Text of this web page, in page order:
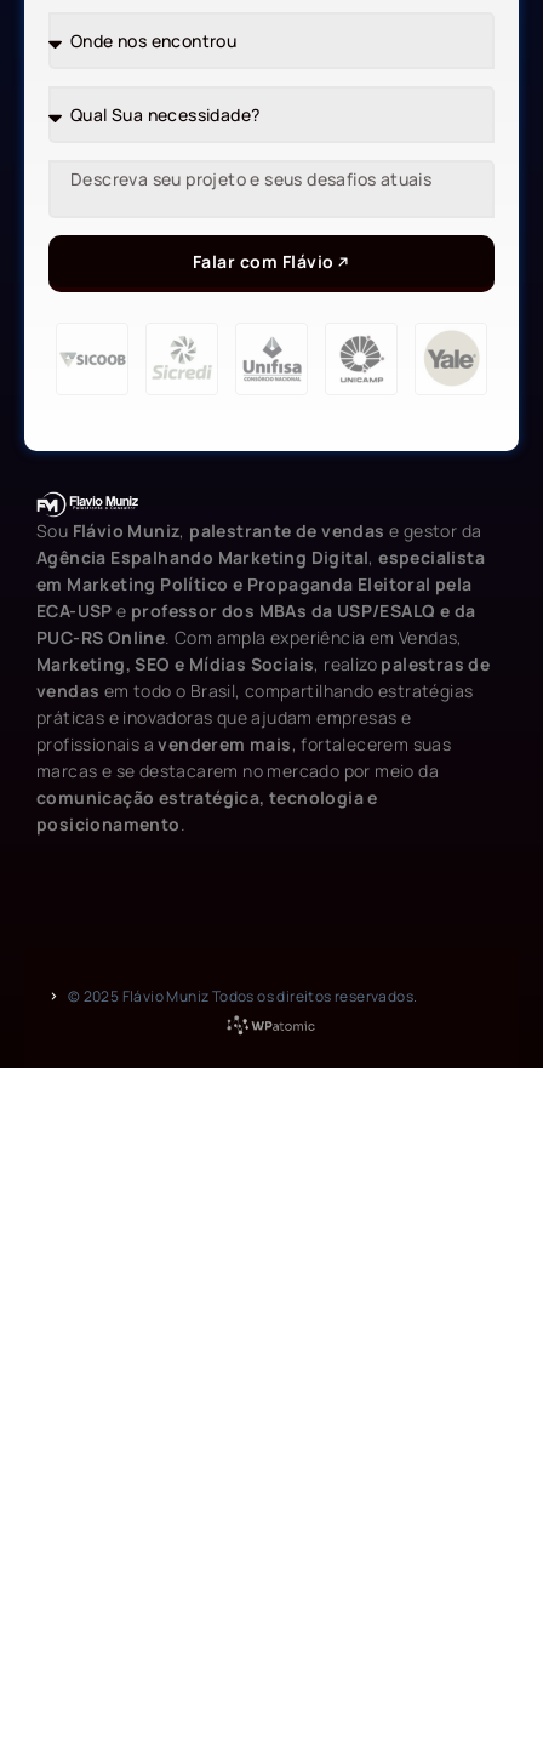
Falar com Flávio
Sou Flávio Muniz, palestrante de vendas e gestor da
Agência Espalhando Marketing Digital,especialista
em Marketing Político e Propaganda Eleitoral pela
ECA-USP e professor dos MBAs da USP/ESALQ e da
PUC-RS Online. Com ampla experiência em Vendas,
Marketing, SEO e Mídias Sociais, realizo palestras de
vendas em todo o Brasil, compartilhando estratégias
práticas e inovadoras que ajudam empresas e
profissionais avenderem mais, fortalecerem suas
marcas e se destacarem no mercado por meio da
comunicação estratégica, tecnologia e
posicionamento.
© 2025 Flávio Muniz Todos os direitos reservados.